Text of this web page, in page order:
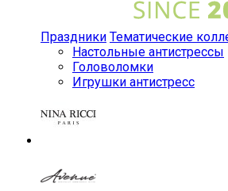
Праздники Тематические
Настольные антистрессы
Головоломки
Игрушки антистресс